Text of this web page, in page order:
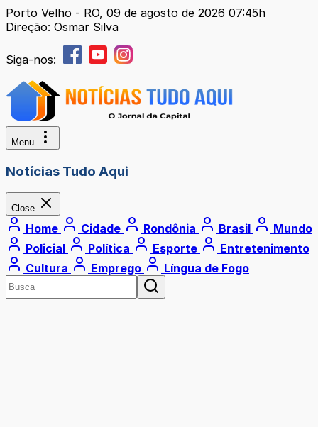
Porto Velho - RO, 09 de agosto de 2026 07:45h
Direção: Osmar Silva
Siga-nos:
Menu
Notícias Tudo Aqui
Close
Home Cidade Rondônia Brasil
Mundo
Policial
Política Esporte
Entretenimento
Cultura
Emprego Língua de Fogo